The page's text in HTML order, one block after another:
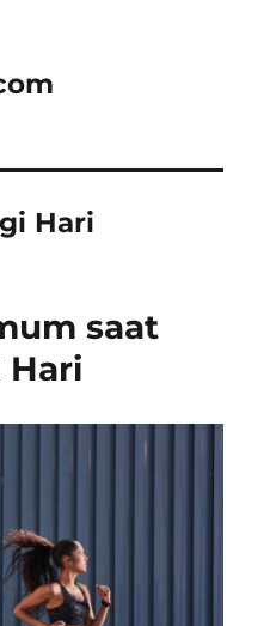
Hari
saat
Hari